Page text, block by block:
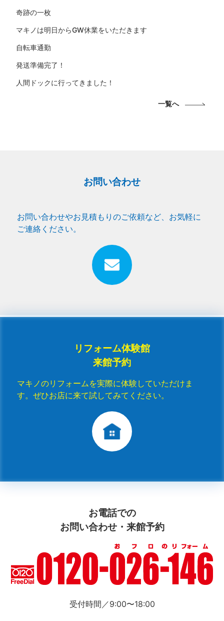
奇跡の一枚
マキノは明日からGW休業をいただきます
自転車通勤
発送準備完了！
人間ドックに行ってきました！
一覧へ
お問い合わせ
お問い合わせやお見積もりのご依頼など、お気軽に
ご連絡ください。
リフォーム体験館
来館予約
マキノのリフォームを実際に体験していただけま
す。ぜひお店に来て試してみてください。
お電話での
お問い合わせ・来館予約
受付時間／9:00〜18:00